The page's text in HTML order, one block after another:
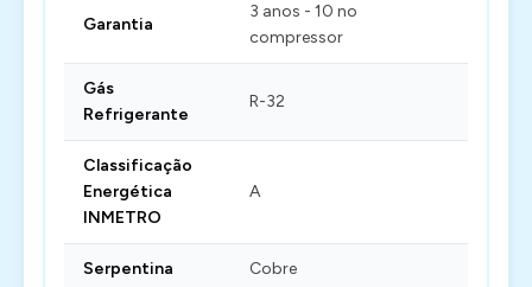
Garantia
3 anos - 10 no
compressor
Gás
Refrigerante
R-32
Classificação
Energética
INMETRO
A
Serpentina Cobre